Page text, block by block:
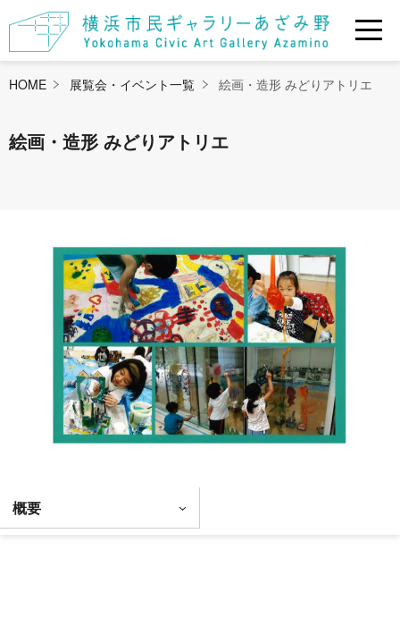
HOME 展覧会・イベント一覧 絵画・造形 みどりアトリエ
絵画・造形 みどりアトリエ
概要